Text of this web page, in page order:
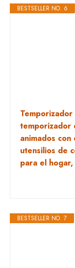
BESTSELLER NO. 6
temporizador
animados
utensilios de
para el
BESTSELLER NO. 7